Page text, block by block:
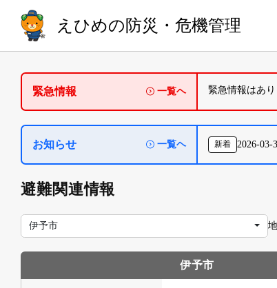
えひめの防災・危機管理
緊急情報 一覧ヘ 緊急情報はあり
お知らせ 一覧ヘ 新着 2026-03-
避難関連情報
伊予市
伊予市